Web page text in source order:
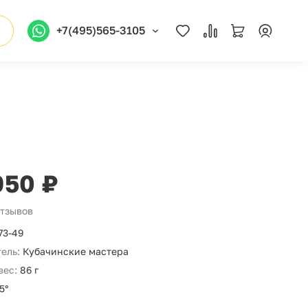
+7(495)565-3105
₽
49
Кубачинские мастера
86 г